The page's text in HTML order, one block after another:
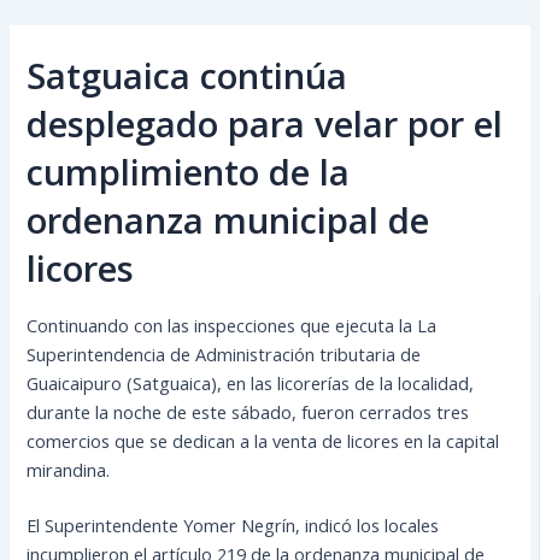
Satguaica continúa
desplegado para velar por el
cumplimiento de la
ordenanza municipal de
licores
Continuando con las inspecciones que ejecuta la La
Superintendencia de Administración tributaria de
Guaicaipuro (Satguaica), en las licorerías de la localidad,
durante la noche de este sábado, fueron cerrados tres
comercios que se dedican a la venta de licores en la capital
mirandina.
El Superintendente Yomer Negrín, indicó los locales
incumplieron el artículo 219 de la ordenanza municipal de